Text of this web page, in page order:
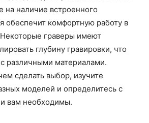
на наличие встроенного
обеспечит комфортную работу в
граверы имеют
глубину гравировки, что
различными материалами.
сделать выбор, изучите
моделей и определитесь с
вам необходимы.